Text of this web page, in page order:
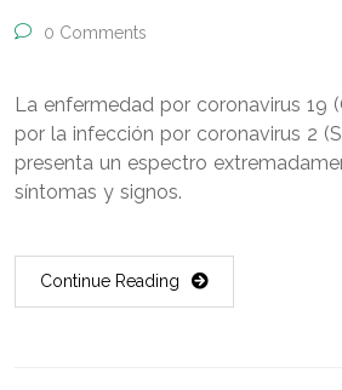
0 Comments
La enfermedad por coronavirus 19
por la infección por coronavirus 2
presenta un espectro
síntomas y signos.
Continue Reading